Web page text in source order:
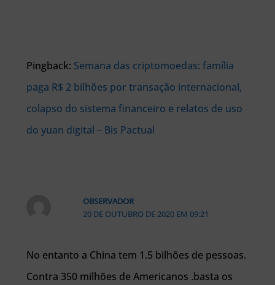
Pingback: Semana das criptomoedas: família
paga R$ 2 bilhões por transação internacional,
colapso do sistema financeiro e relatos de uso
do yuan digital – Bis Pactual
OBSERVADOR
20 DE OUTUBRO DE 2020 EM 09:21
No entanto a China tem 1.5 bilhões de pessoas.
Contra 350 milhões de Americanos .basta os